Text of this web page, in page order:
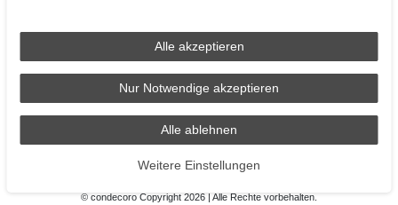
Räder Lichthaus
© condecoro Copyright 2026 | Alle Rechte vorbehalten.
Alle akzeptieren
Nur Notwendige akzeptieren
Alle ablehnen
Weitere Einstellungen